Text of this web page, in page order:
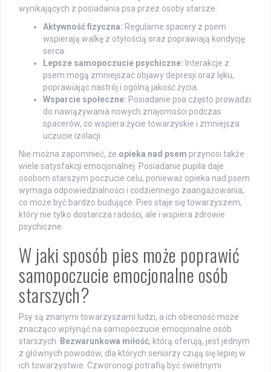
wynikających z posiadania psa przez osoby starsze:
Aktywność fizyczna: Regularne spacery z psem
wspierają walkę z otyłością oraz poprawiają kondycję
serca.
Lepsze samopoczucie psychiczne: Interakcje z
psem mogą zmniejszać objawy depresji oraz lęku,
poprawiając nastrój i ogólną jakość życia.
Wsparcie społeczne: Posiadanie psa często prowadzi
do nawiązywania nowych znajomości podczas
spacerów, co wspiera życie towarzyskie i zmniejsza
uczucie izolacji.
Nie można zapomnieć, że opieka nad psem przynosi także
wiele satysfakcji emocjonalnej. Posiadanie pupila daje
osobom starszym poczucie celu, ponieważ opieka nad psem
wymaga odpowiedzialności i codziennego zaangażowania,
co może być bardzo budujące. Pies staje się towarzyszem,
który nie tylko dostarcza radości, ale i wspiera zdrowie
psychiczne.
W jaki sposób pies może poprawić
samopoczucie emocjonalne osób
starszych?
Psy są znanymi towarzyszami ludzi, a ich obecność może
znacząco wpłynąć na samopoczucie emocjonalne osób
starszych. Bezwarunkowa miłość, którą oferują, jest jednym
z głównych powodów, dla których seniorzy czują się lepiej w
ich towarzystwie. Czworonogi potrafią być świetnymi